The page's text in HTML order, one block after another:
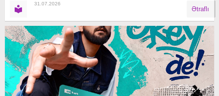
31.07.2026
Ətraflı